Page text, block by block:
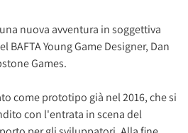
nuova avventura in soggettiva
Young Game Designer, Dan
Games.
come prototipo già nel 2016, che si
con l'entrata in scena del